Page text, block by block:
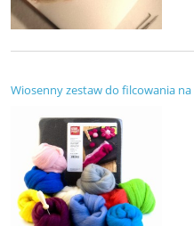
Wiosenny zestaw do filcowania na